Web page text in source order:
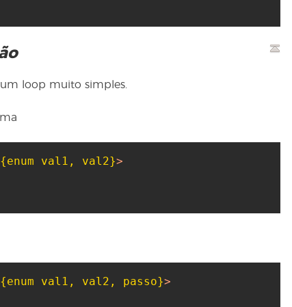
loop muito simples.
{enum val1, val2}>
{enum val1, val2, passo}>